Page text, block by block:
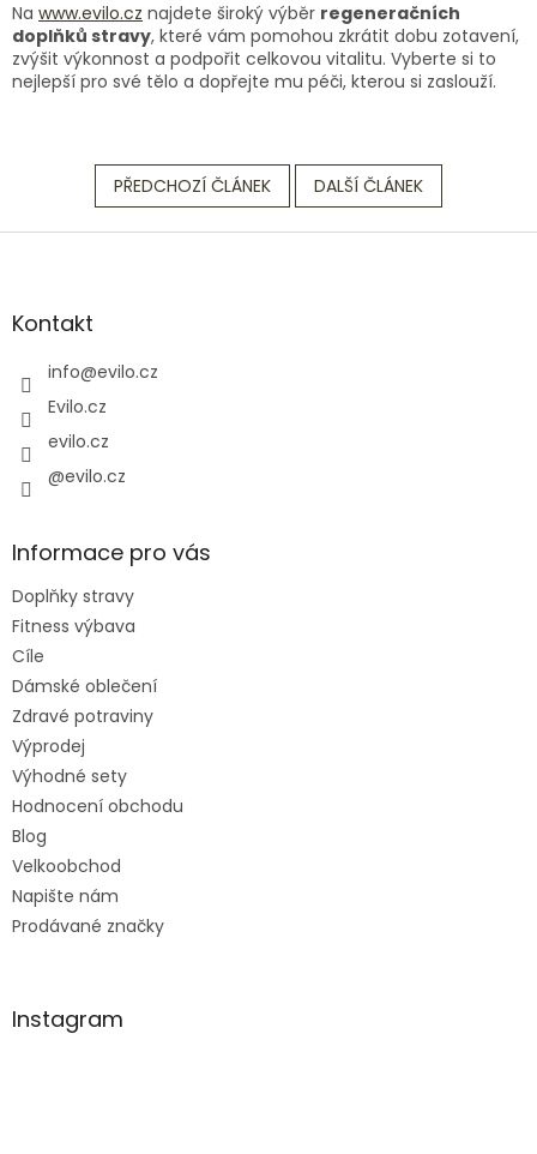
Na www.evilo.cz najdete široký výběr regeneračních
doplňků stravy, které vám pomohou zkrátit dobu zotavení,
zvýšit výkonnost a podpořit celkovou vitalitu. Vyberte si to
nejlepší pro své tělo a dopřejte mu péči, kterou si zaslouží.
PŘEDCHOZÍ ČLÁNEK DALŠÍ ČLÁNEK
Z
aKontakt
info@evilo.cz
Evilo.cz
evilo.cz
@evilo.cz
Informace pro vás
Doplňky stravy
Fitness výbava
Cíle
Dámské oblečení
Zdravé potraviny
Výprodej
Výhodné sety
Hodnocení obchodu
Blog
Velkoobchod
Napište nám
Prodávané značky
Instagram